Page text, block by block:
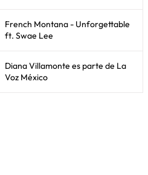
French Montana - Unforgettable
ft. Swae Lee
Diana Villamonte es parte de La
Voz México